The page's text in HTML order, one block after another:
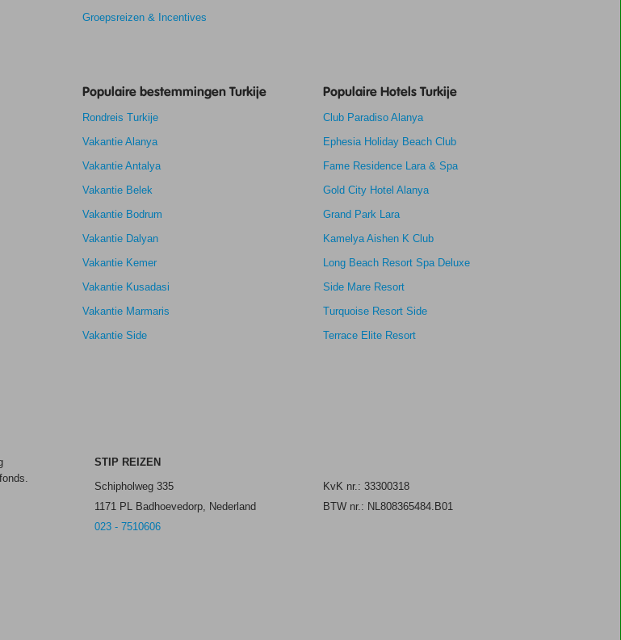
Groepsreizen & Incentives
Populaire bestemmingen Turkije
Rondreis Turkije
Vakantie Alanya
Vakantie Antalya
Vakantie Belek
Vakantie Bodrum
Vakantie Dalyan
Vakantie Kemer
Vakantie Kusadasi
Vakantie Marmaris
Vakantie Side
Populaire Hotels Turkije
Club Paradiso Alanya
Ephesia Holiday Beach Club
Fame Residence Lara & Spa
Gold City Hotel Alanya
Grand Park Lara
Kamelya Aishen K Club
Long Beach Resort Spa Deluxe
Side Mare Resort
Turquoise Resort Side
Terrace Elite Resort
STIP REIZEN
Schipholweg 335
1171 PL Badhoevedorp, Nederland
023 - 7510606
KvK nr.: 33300318
BTW nr.: NL808365484.B01